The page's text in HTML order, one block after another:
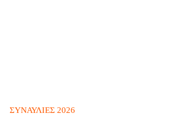
ΣΥΝΑΥΛΊΕΣ 2026